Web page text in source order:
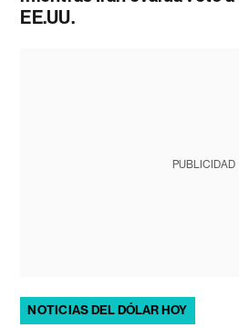
EE.UU.
PUBLICIDAD
NOTICIAS DEL DÓLAR HOY